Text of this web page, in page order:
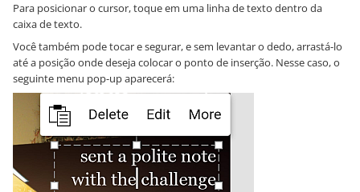
Para posicionar o cursor, toque em uma linha de texto dentro da
caixa de texto.
Você também pode tocar e segurar, e sem levantar o dedo, arrastá-lo
até a posição onde deseja colocar o ponto de inserção. Nesse caso, o
seguinte menu pop-up aparecerá: